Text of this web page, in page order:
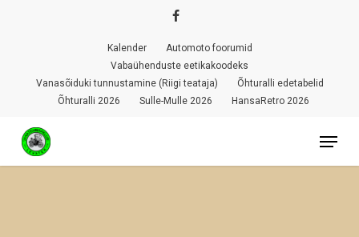
content
Kalender
Automoto foorumid
Vabaühenduste eetikakoodeks
Vanasõiduki tunnustamine (Riigi teataja)
Õhturalli edetabelid
Õhturalli 2026
Sulle-Mulle 2026 HansaRetro 2026
Menu
Menu